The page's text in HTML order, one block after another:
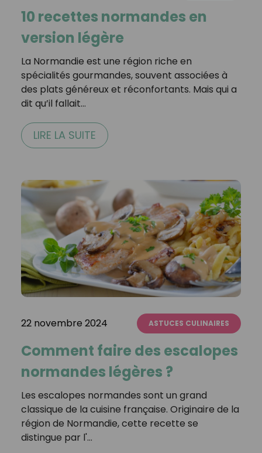
10 recettes normandes en
version légère
La Normandie est une région riche en
spécialités gourmandes, souvent associées à
des plats généreux et réconfortants. Mais qui a
dit qu’il fallait…
LIRE LA SUITE
22 novembre 2024 ASTUCES CULINAIRES
Comment faire des escalopes
normandes légères ?
Les escalopes normandes sont un grand
classique de la cuisine française. Originaire de la
région de Normandie, cette recette se
distingue par l'…